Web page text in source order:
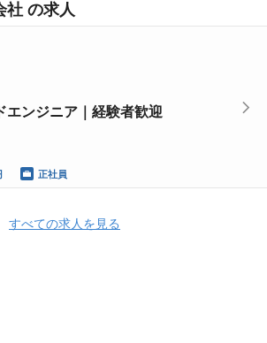
社 の求人
エンジニア｜経験者歓迎
正社員
すべての求人を見る